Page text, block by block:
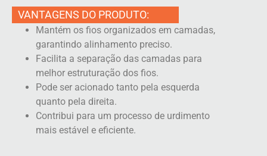
VANTAGENS DO PRODUTO:
Mantém os fios organizados em camadas,
garantindo alinhamento preciso.
Facilita a separação das camadas para
melhor estruturação dos fios.
Pode ser acionado tanto pela esquerda
quanto pela direita.
Contribui para um processo de urdimento
mais estável e eficiente.